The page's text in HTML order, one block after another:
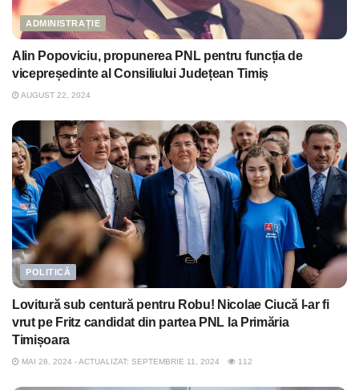
ADMINISTRAȚIE
Alin Popoviciu, propunerea PNL pentru funcția de
vicepreședinte al Consiliului Județean Timiș
AUGUST 22, 2024
POLITICĂ
Lovitură sub centură pentru Robu! Nicolae Ciucă l-ar fi
vrut pe Fritz candidat din partea PNL la Primăria
Timișoara
MAI 28, 2024 - ACTUALIZAT: SEPTEMBRIE 11, 2024 112